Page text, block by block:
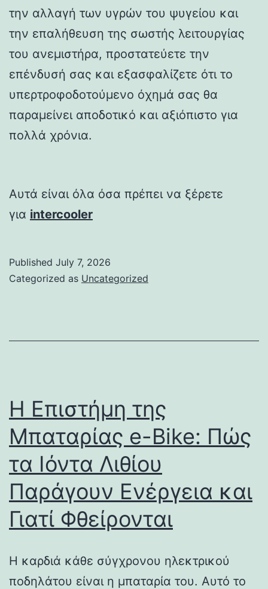
την αλλαγή των υγρών του ψυγείου και
την επαλήθευση της σωστής λειτουργίας
του ανεμιστήρα, προστατεύετε την
επένδυσή σας και εξασφαλίζετε ότι το
υπερτροφοδοτούμενο όχημά σας θα
παραμείνει αποδοτικό και αξιόπιστο για
πολλά χρόνια.
Αυτά είναι όλα όσα πρέπει να ξέρετε
για intercooler
Published July 7, 2026
Categorized as Uncategorized
Η Επιστήμη της
Μπαταρίας e-Bike: Πώς
τα Ιόντα Λιθίου
Παράγουν Ενέργεια και
Γιατί Φθείρονται
Η καρδιά κάθε σύγχρονου ηλεκτρικού
ποδηλάτου είναι η μπαταρία του. Αυτό το